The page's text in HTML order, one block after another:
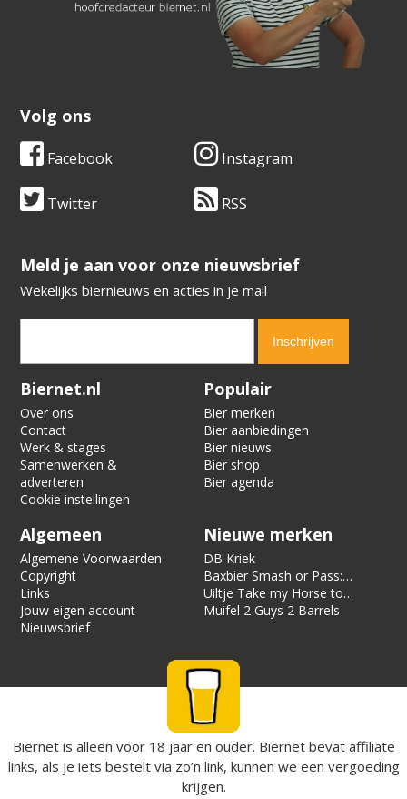
Volg ons
Facebook Instagram
Twitter RSS
​​​​​​​Meld je aan voor onze nieuwsbrief
Wekelijks biernieuws en acties in je mail
Verification code:
Biernet.nl
Over ons
Contact
Werk & stages
Samenwerken &
adverteren
Cookie instellingen
Populair
Bier merken
Bier aanbiedingen
Bier nieuws
Bier shop
Bier agenda
Algemeen
Algemene Voorwaarden
Copyright
Links
Jouw eigen account
Nieuwsbrief
Nieuwe merken
DB Kriek
Baxbier Smash or Pass:
Strata
Uiltje Take my Horse to
the Hotel Room
Muifel 2 Guys 2 Barrels
Biernet is alleen voor 18 jaar en ouder. Biernet bevat affiliate
links, als je iets bestelt via zo’n link, kunnen we een vergoeding
krijgen.